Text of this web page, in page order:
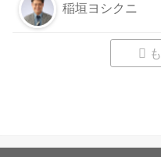
稲垣ヨシクニ